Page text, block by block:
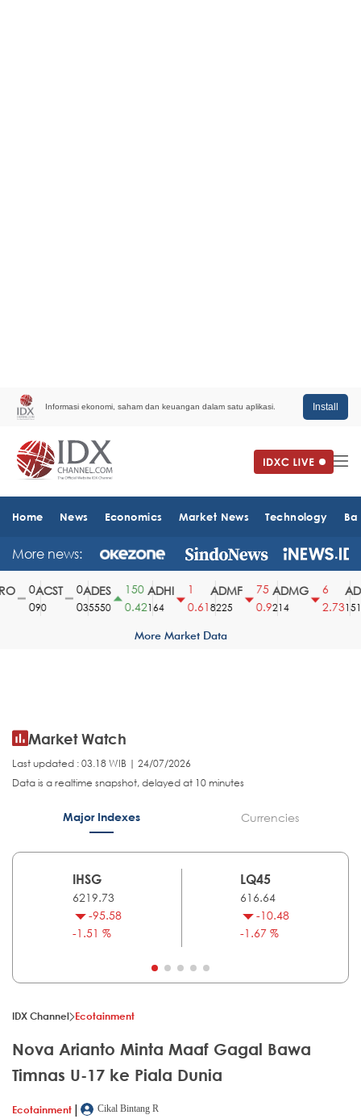
Informasi ekonomi, saham dan keuangan dalam satu aplikasi. Install
Home News Economics Market News Technology
More news:
ACST
90
ADES
35550
150
0.42
ADHI
164
0.61
ADMF
8225
75
0.9
ADMG
214
2.731510
More Market Data
Market Watch
Last updated : 03.18 WIB | 24/07/2026
Data is a realtime snapshot, delayed at 10 minutes
Major Indexes Currencies
IHSG
6219.73
-95.58
-1.51 %
LQ45
616.64
-10.48
-1.67 %
IDX Channel Ecotainment
Nova Arianto Minta Maaf Gagal Bawa
Timnas U-17 ke Piala Dunia
Ecotainment |
Cikal Bintang R